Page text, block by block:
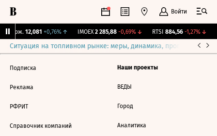
Войти
Бирж. 12,081 +0,76%↑ IMOEX 2 285,88 -0,69%↓ RTSI 884,56 -1,27%↓
Ситуация на топливном рынке: меры, динамика, прогнозы
Подписка
Реклама
РФРИТ
Справочник компаний
Наши проекты
ВЕДЫ
Город
Аналитика